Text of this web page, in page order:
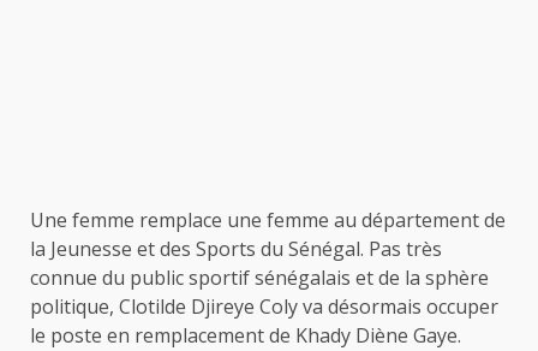
Une femme remplace une femme au département de
la Jeunesse et des Sports du Sénégal. Pas très
connue du public sportif sénégalais et de la sphère
politique, Clotilde Djireye Coly va désormais occuper
le poste en remplacement de Khady Diène Gaye.